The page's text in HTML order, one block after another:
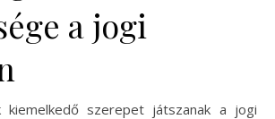
a jogi
kiemelkedő szerepet játszanak a jogi